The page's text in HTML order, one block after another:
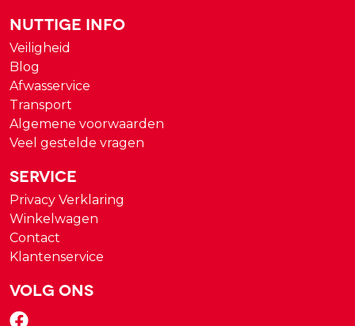
Nuttige Info
Veiligheid
Blog
Afwasservice
Transport
Algemene voorwaarden
Veel gestelde vragen
Service
Privacy Verklaring
Winkelwagen
Contact
Klantenservice
Volg ons